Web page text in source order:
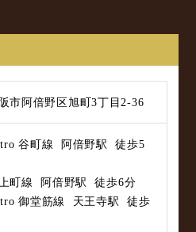
市阿倍野区旭町3丁目2-36
谷町線 阿倍野駅 徒歩5
町線 阿倍野駅 徒歩6分
御堂筋線 天王寺駅 徒歩